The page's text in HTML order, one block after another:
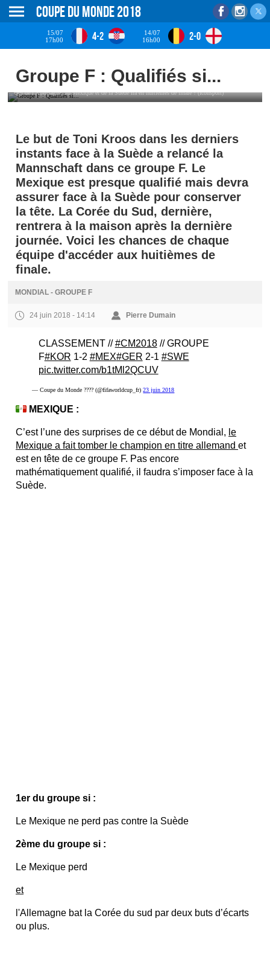
Coupe du monde 2018
15/07
17h00
4-2
14/07
16h00
2-0
Groupe F : Qualifiés si...
Qui de l'Allemagne, du Mexique et de la Suède ira en huitièmes de finale ? (Iconsport)
Le but de Toni Kroos dans les derniers
instants face à la Suède a relancé la
Mannschaft dans ce groupe F. Le
Mexique est presque qualifié mais devra
assurer face à la Suède pour conserver
la tête. La Corée du Sud, dernière,
rentrera à la maison après la dernière
journée. Voici les chances de chaque
équipe d'accéder aux huitièmes de
finale.
MONDIAL - GROUPE F
24 juin 2018 - 14:14 Pierre Dumain
CLASSEMENT //#CM2018// GROUPE
F#KOR 1-2 #MEX#GER 2-1 #SWE
pic.twitter.com/b1tMl2QCUV
— Coupe du Monde ???? (@fifaworldcup_fr)23 juin 2018
MEXIQUE :
C’est l’une des surprises de ce début de Mondial, le
Mexique a fait tomber le champion en titre allemandet
est en tête de ce groupe F. Pas encore
mathématiquement qualifié, il faudra s’imposer face à la
Suède.
1er du groupe si :
Le Mexique ne perd pas contre la Suède
2ème du groupe si :
Le Mexique perd
et
l'Allemagne bat la Corée du sud par deux buts d’écarts
ou plus.